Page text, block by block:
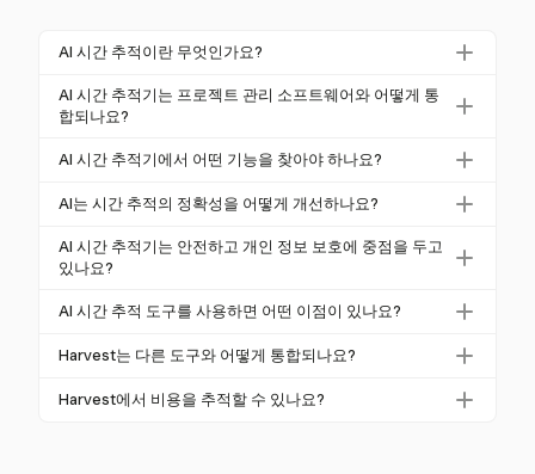
AI 시간 추적이란 무엇인가요?
AI 시간 추적은 머신 러닝을 사용하여 팀이 시간을 어
떻게 사용하는지를 자동으로 캡처, 분류 및 분석합니
하여 시간 입력을 제안하여 수동 입력의 필요성을 줄입
니다.
AI 시간 추적기는 프로젝트 관리 소프트웨어와 어떻게 통
합되나요?
AI 시간 추적기는 프로젝트 관리 소프트웨어와 원활하
Harvest는 Asana 및 GitHub와 통합되어 프로젝트 활동
AI 시간 추적기에서 어떤 기능을 찾아야 하나요?
AI 시간 추적기의 주요 기능으로는 자동 시간 기록, 상
통합이 포함됩니다. 사용자 친화적인 인터페이스와 강
력한 보안도 필수 고려 사항입니다.
AI는 시간 추적의 정확성을 어떻게 개선하나요?
AI는 수동 오류를 줄이고 직원 행동 패턴에서 학습하여
작업을 분류함으로써 정확성을 개선합니다. 실시간 활
한 출근을 보장할 수 있습니다.
AI 시간 추적기는 안전하고 개인 정보 보호에 중점을 두고
있나요?
AI 시간 추적기는 보안 및 개인 정보 보호를 염두에 두
할 수 있습니다. Harvest는 사용자 데이터를 보호하기
다.
AI 시간 추적 도구를 사용하면 어떤 이점이 있나요?
이점으로는 정확성 증가, 일상적인 작업의 자동화, 성
Harvest와 같은 AI 시간 추적 도구는 생산성을 최적화
Harvest는 다른 도구와 어떻게 통합되나요?
Harvest는 Asana, Trello, Jira, Slack, GitHub, QuickBoo
Harvest에서 비용을 추적할 수 있나요?